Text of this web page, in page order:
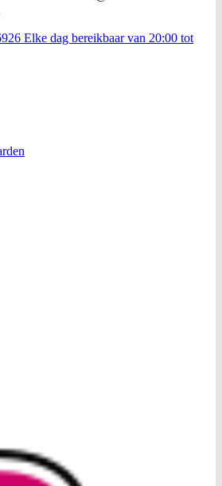
Elke dag bereikbaar van 20:00 tot